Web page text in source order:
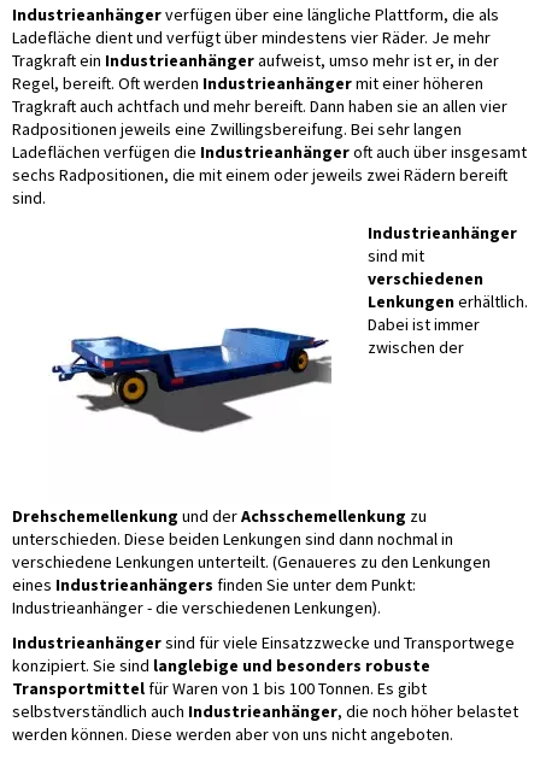
Industrieanhängerverfügen über eine längliche Plattform, die als
Ladefläche dient und verfügt über mindestens vier Räder. Je mehr
Tragkraft ein Industrieanhängeraufweist, umso mehr ist er, in der
Regel, bereift. Oft werden Industrieanhängermit einer höheren
Tragkraft auch achtfach und mehr bereift. Dann haben sie an allen vier
Radpositionen jeweils eine Zwillingsbereifung. Bei sehr langen
Ladeflächen verfügen die Industrieanhängeroft auch über insgesamt
sechs Radpositionen, die mit einem oder jeweils zwei Rädern bereift
sind.
Industrieanhänger
sind mit
verschiedenen
Lenkungenerhältlich.
Dabei ist immer
zwischen der
Drehschemellenkung und derAchsschemellenkung zu
unterschieden. Diese beiden Lenkungen sind dann nochmal in
verschiedene Lenkungen unterteilt. (Genaueres zu den Lenkungen
eines Industrieanhängers finden Sie unter dem Punkt:
Industrieanhänger - die verschiedenen Lenkungen).
Industrieanhängersind für viele Einsatzzwecke und Transportwege
konzipiert. Sie sind langlebige und besonders robuste
Transportmittelfür Waren von 1 bis 100 Tonnen. Es gibt
selbstverständlich auch Industrieanhänger, die noch höher belastet
werden können. Diese werden aber von uns nicht angeboten.